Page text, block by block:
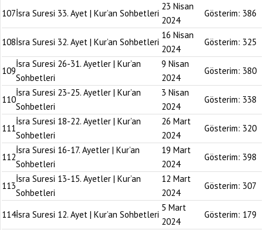
107İsra Suresi 33. Ayet | Kur’an Sohbetleri
23 Nisan
2024
Gösterim: 386
108İsra Suresi 32. Ayet | Kur’an Sohbetleri
16 Nisan
2024
Gösterim: 325
109
İsra Suresi 26-31. Ayetler | Kur’an
Sohbetleri
9 Nisan
2024
Gösterim: 380
110
İsra Suresi 23-25. Ayetler | Kur’an
Sohbetleri
3 Nisan
2024
Gösterim: 338
111
İsra Suresi 18-22. Ayetler | Kur’an
Sohbetleri
26 Mart
2024
Gösterim: 320
112
İsra Suresi 16-17. Ayetler | Kur’an
Sohbetleri
19 Mart
2024
Gösterim: 398
113
İsra Suresi 13-15. Ayetler | Kur’an
Sohbetleri
12 Mart
2024
Gösterim: 307
114İsra Suresi 12. Ayet | Kur’an Sohbetleri
5 Mart
2024
Gösterim: 179